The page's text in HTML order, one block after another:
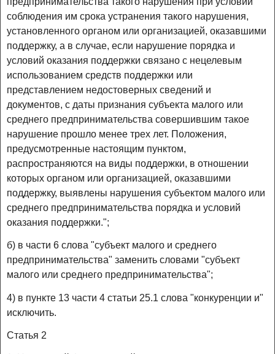
соблюдения им срока устранения такого нарушения,
установленного органом или организацией, оказавшими
поддержку, а в случае, если нарушение порядка и
условий оказания поддержки связано с нецелевым
использованием средств поддержки или
представлением недостоверных сведений и
документов, с даты признания субъекта малого или
среднего предпринимательства совершившим такое
нарушение прошло менее трех лет. Положения,
предусмотренные настоящим пунктом,
распространяются на виды поддержки, в отношении
которых органом или организацией, оказавшими
поддержку, выявлены нарушения субъектом малого или
среднего предпринимательства порядка и условий
оказания поддержки.";
б) в части 6 слова "субъект малого и среднего
предпринимательства" заменить словами "субъект
малого или среднего предпринимательства";
4) в пункте 13 части 4 статьи 25.1 слова "конкуренции и"
исключить.
Статья 2